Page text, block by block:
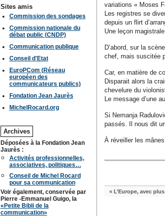
variations « Moses
Les registres se
depuis un flirt
Une leçon
D’abord, sur la
chef, mais suscitée
Car, en matière de
Disparait alors la
chevelure du
Le message d’une
Si Nemanja
passés. Il nous dit
À réveiller les
« L’Europe, avec
Sites amis
Commission des sondages
Commission nationale du
débat public (CNDP)
Communication publique
Conseil d'Etat
EuroPCom (Réseau
européen des
communicateurs publics)
Fondation Jean Jaurès
MichelRocard.org
Archives
Déposées à la Fondation Jean
Jaurès :
Activités professionnelles,
associatives, politiques…
Conseil de Michel Rocard
pour sa communication
Voir également, conservée par
Pierre -Emmanuel Guigo, la
«Petite Bibli de la
communication»